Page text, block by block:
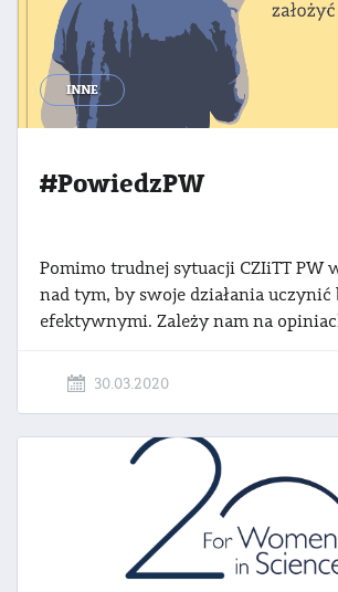
INNE
#PowiedzPW
Pomimo trudnej sytuacji CZIiTT PW
nad tym, by swoje działania uczynić
30.03.2020